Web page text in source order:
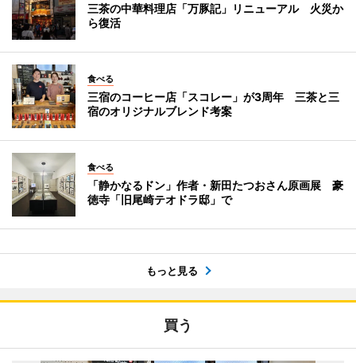
三茶の中華料理店「万豚記」リニューアル 火災か
ら復活
食べる
三宿のコーヒー店「スコレー」が3周年 三茶と三
宿のオリジナルブレンド考案
食べる
「静かなるドン」作者・新田たつおさん原画展 豪
徳寺「旧尾崎テオドラ邸」で
もっと見る
買う